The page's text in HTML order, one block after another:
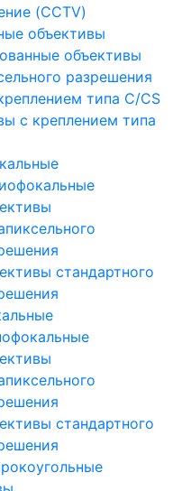
(CCTV)
объективы
объективы
разрешения
типа C/CS
с креплением типа
стандартного
стандартного